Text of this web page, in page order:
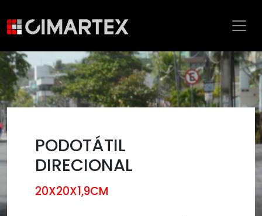
PODOTÁTIL
DIRECIONAL
20X20X1,9CM